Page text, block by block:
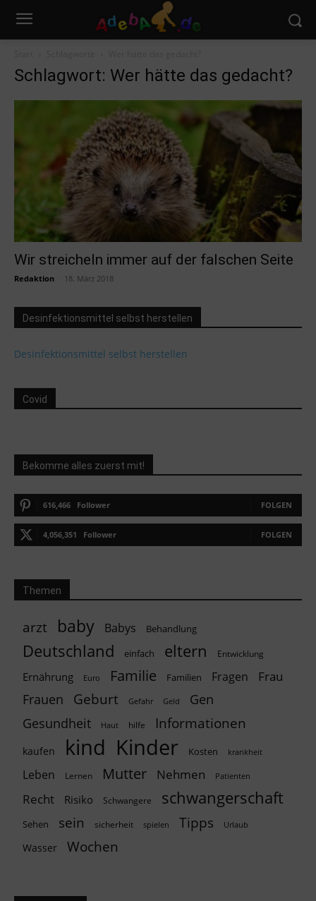
Schlagwort: Wer hätte das gedacht?
Wir streicheln immer auf der falschen Seite
Redaktion 18. März 2018
Desinfektionsmittel selbst herstellen
Desinfektionsmittel selbst herstellen
Covid
Bekomme alles zuerst mit!
616,466 Follower FOLGEN
4,056,351 Follower FOLGEN
Themen
arzt baby Babys Behandlung
Deutschland einfach eltern Entwicklung
Ernährung Euro Familie Familien Fragen Frau
Frauen Geburt Gefahr Geld
Gen
Gesundheit
Haut hilfe Informationen
kaufen kind Kinder Kosten krankheit
Leben Lernen Mutter Nehmen Patienten
Recht Risiko Schwangere schwangerschaft
Sehen sein sicherheit spielen Tipps Urlaub
Wasser Wochen